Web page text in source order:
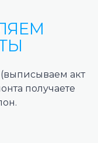
(выписываем акт
получаете